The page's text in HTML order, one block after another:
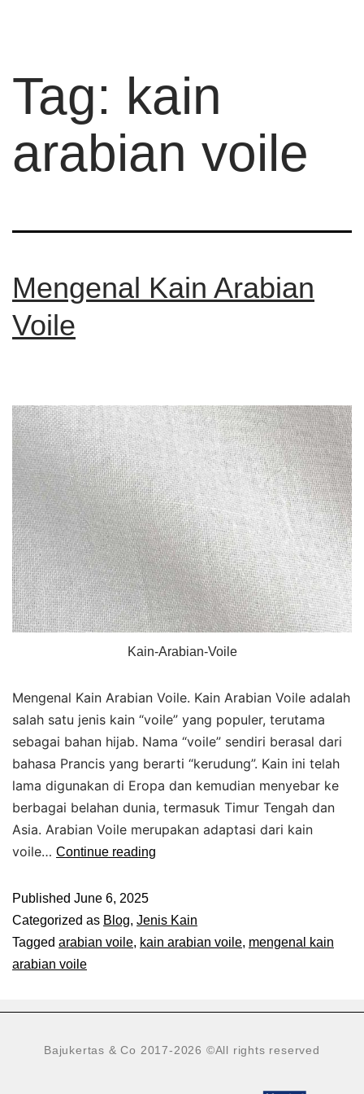
Tag: kain
arabian voile
Mengenal Kain Arabian
Voile
Kain-Arabian-Voile
Mengenal Kain Arabian Voile. Kain Arabian Voile adalah
salah satu jenis kain “voile” yang populer, terutama
sebagai bahan hijab. Nama “voile” sendiri berasal dari
bahasa Prancis yang berarti “kerudung”. Kain ini telah
lama digunakan di Eropa dan kemudian menyebar ke
berbagai belahan dunia, termasuk Timur Tengah dan
Asia. Arabian Voile merupakan adaptasi dari kain
voile… Continue reading
Published June 6, 2025
Categorized as Blog, Jenis Kain
Tagged arabian voile, kain arabian voile, mengenal kain
arabian voile
Bajukertas & Co 2017-2026 ©All rights reserved